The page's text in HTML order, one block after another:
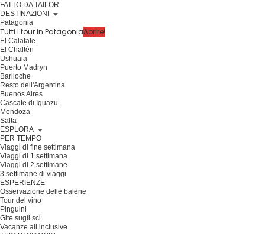
FATTO DA TAILOR
DESTINAZIONI
Patagonia
Tutti i tour in PatagoniaAprire!
El Calafate
El Chaltén
Ushuaia
Puerto Madryn
Bariloche
Resto dell'Argentina
Buenos Aires
Cascate di Iguazu
Mendoza
Salta
ESPLORA
PER TEMPO
Viaggi di fine settimana
Viaggi di 1 settimana
Viaggi di 2 settimane
3 settimane di viaggi
ESPERIENZE
Osservazione delle balene
Tour del vino
Pinguini
Gite sugli sci
Vacanze all inclusive